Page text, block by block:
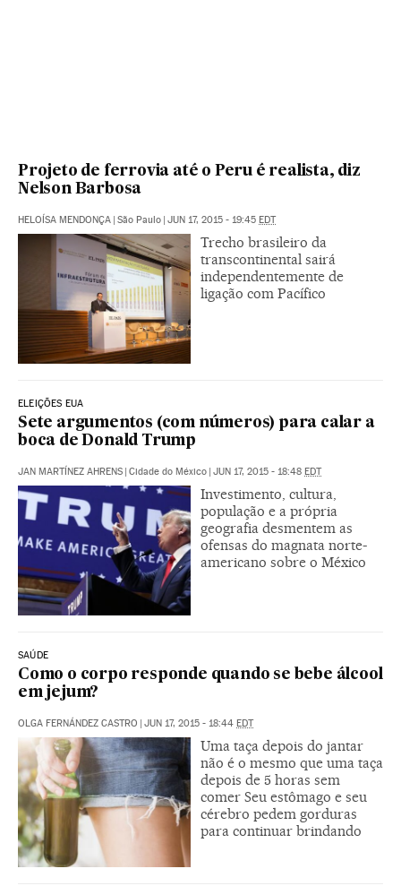
Projeto de ferrovia até o Peru é realista, diz
Nelson Barbosa
HELOÍSA MENDONÇA São Paulo JUN 17, 2015 - 19:45 EDT
Trecho brasileiro da
transcontinental sairá
independentemente de
ligação com Pacífico
ELEIÇÕES EUA
Sete argumentos (com números) para calar a
boca de Donald Trump
JAN MARTÍNEZ AHRENS Cidade do México JUN 17, 2015 - 18:48 EDT
Investimento, cultura,
população e a própria
geografia desmentem as
ofensas do magnata norte-
americano sobre o México
SAÚDE
Como o corpo responde quando se bebe álcool
em jejum?
OLGA FERNÁNDEZ CASTRO | JUN 17, 2015 - 18:44 EDT
Uma taça depois do jantar
não é o mesmo que uma taça
depois de 5 horas sem
comer Seu estômago e seu
cérebro pedem gorduras
para continuar brindando